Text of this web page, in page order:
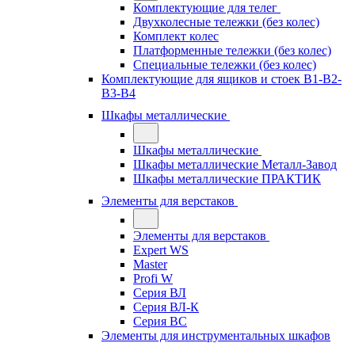
Комплектующие для телег
Двухколесные тележки (без колес)
Комплект колес
Платформенные тележки (без колес)
Специальные тележки (без колес)
Комплектующие для ящиков и стоек В1-В2-
В3-В4
Шкафы металлические
Шкафы металлические
Шкафы металлические Металл-Завод
Шкафы металлические ПРАКТИК
Элементы для верстаков
Элементы для верстаков
Expert WS
Master
Profi W
Серия ВЛ
Серия ВЛ-К
Серия ВС
Элементы для инструментальных шкафов